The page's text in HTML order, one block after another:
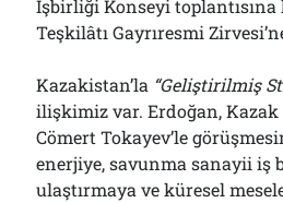
İşbirliği Konseyi
Teşkilâtı Gayrıresmi
Kazakistan’la “Geliştirilmiş
ilişkimiz var. Erdoğan, Kazak
Cömert Tokayev’le
enerjiye, savunma sanayii iş
ulaştırmaya ve küresel